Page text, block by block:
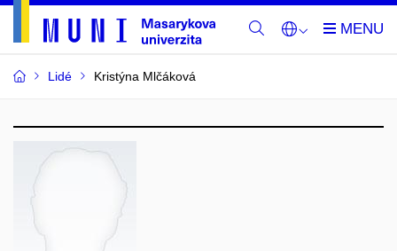
Lidé Kristýna Mlčáková